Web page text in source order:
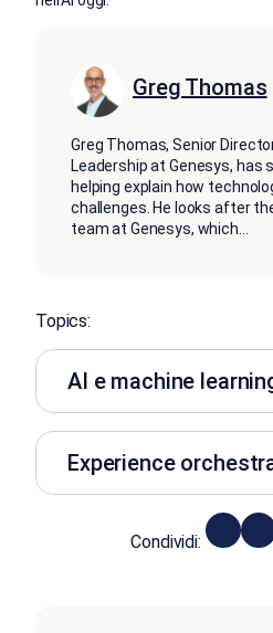
Greg Thomas
Greg Thomas, Senior
Leadership at Genesys, has
helping explain how
challenges. He looks after
team at Genesys, which
Topics:
AI e machine
Experience
Condividi: